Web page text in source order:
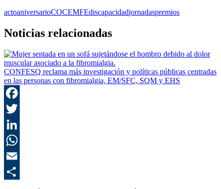
actoaniversarioCOCEMFEdiscapacidadjornadaspremios
Noticias relacionadas
CONFESQ reclama más investigación y políticas públicas centradas
en las personas con fibromialgia, EM/SFC, SQM y EHS